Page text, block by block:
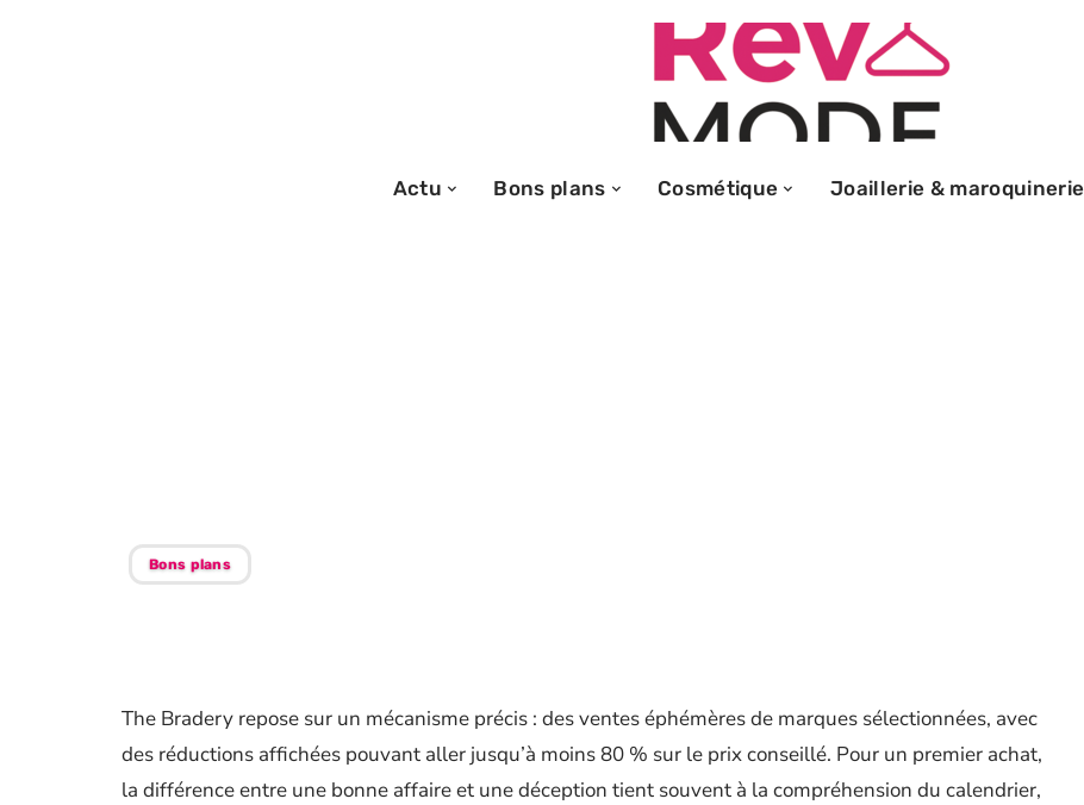
Actu Bons plans Cosmétique Joaillerie & maroquinerie
Bons plans
The Bradery repose sur un mécanisme précis : des ventes éphémères de marques sélectionnées, avec
des réductions affichées pouvant aller jusqu’à moins 80 % sur le prix conseillé. Pour un premier achat,
la différence entre une bonne affaire et une déception tient souvent à la compréhension du calendrier,